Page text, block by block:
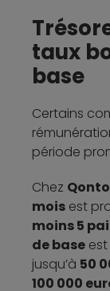
taux
base
Certains
période
Chez Qonto
mois est
moins 5
de base est
jusqu’à 50
100 000